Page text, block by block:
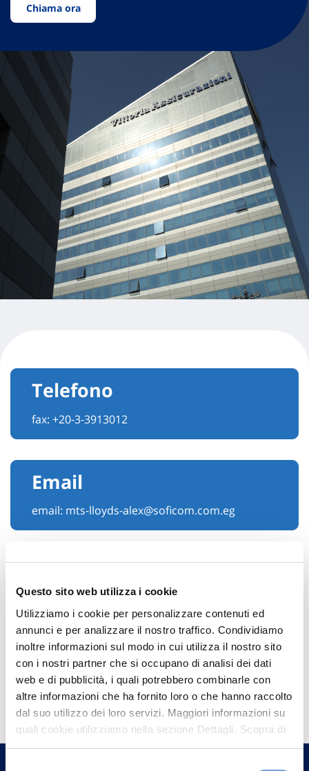
Questo sito web utilizza i cookie
Utilizziamo i cookie per personalizzare contenuti ed
annunci e per analizzare il nostro traffico. Condividiamo
inoltre informazioni sul modo in cui utilizza il nostro sito
con i nostri partner che si occupano di analisi dei dati
web e di pubblicità, i quali potrebbero combinarle con
altre informazioni che ha fornito loro o che hanno raccolto
dal suo utilizzo dei loro servizi. Maggiori informazioni su
quali cookie utilizziamo nella sezione Dettagli. Scopra di
più su chi siamo, come può contattarci e come trattiamo i
Chiama ora
Telefono
fax: +20-3-3913012
Email
email: mts-lloyds-alex@soficom.com.eg
Hai bisogno di
informazioni?
Trova l'Agenzia più vicina a te e parla con
un nostro Agente.